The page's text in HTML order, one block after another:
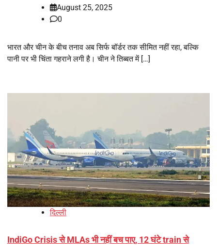
August 25, 2025
0
भारत और चीन के बीच तनाव अब सिर्फ बॉर्डर तक सीमित नहीं रहा, बल्कि
पानी पर भी चिंता गहराने लगी है। चीन ने तिब्बत में […]
दिल्ली
IndiGo Crisis से MLAs भी नहीं बच पाए, 12 घंटे train से